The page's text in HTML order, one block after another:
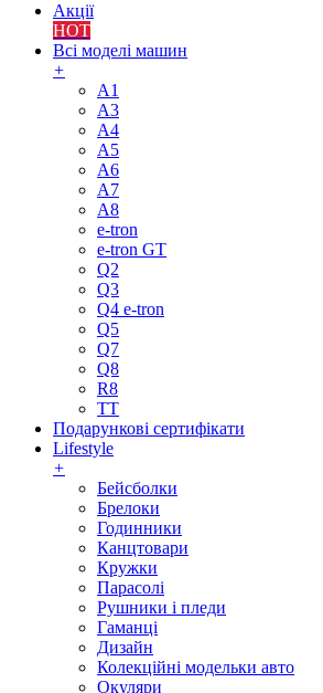
Акції
HOT
Всі моделі машин
+
A1
A3
A4
A5
A6
A7
A8
e-tron
e-tron GT
Q2
Q3
Q4 e-tron
Q5
Q7
Q8
R8
TT
Подарункові сертифікати
Lifestyle
+
Бейсболки
Брелоки
Годинники
Канцтовари
Кружки
Парасолі
Рушники і пледи
Гаманці
Дизайн
Колекційні модельки авто
Окуляри